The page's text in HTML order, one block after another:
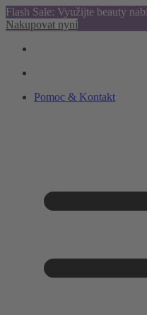
Flash Sale: Využijte beauty
Nakupovat nyní
Pomoc & Kontakt